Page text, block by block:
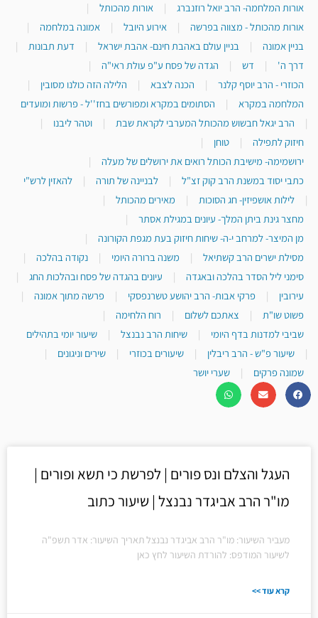
אורות המלחמה- הרב יואל רוזנברג
| אורות מהכותל
|
אורות מהכותל - מצווה בפרשה
| אירוע היובל | אמונה במלחמה
|
בניין אמונה
| בניין עולם באהבת חינם- אהבת ישראל | דעת תבונות
|
דרך ה'
| דש | הגדה של פסח ע"פ עולת ראי"ה
|
הכוזרי - הרב יוסף קלנר
| הכנה לצבא | הלילה הזה כולנו מסובין
|
המלחמה במקרא
|
הסתומים במקרא ומפורשים בחז''ל - פרשות ומועדים
|
הרב יגאל חבשוש מהכותל המערבי לקראת שבת | וטהר ליבנו
|
חיזוק לתפילה
| טוחן
|
ירושמימה- מישיבת הכותל רואים את ירושלים של מעלה
|
כתבי יסוד במשנת הרב קוק זצ"ל
| לבניינה של תורה |
להאזין לרש"י
|
לילות אושפיזין- חג הסוכות | מאירים מהכותל
|
מחצר גינת ביתן המלך- עיונים במגילת אסתר
|
מן המיצר- למרחב י-ה- שיחות חיזוק בעת מגפת הקורונה
|
מסילת ישרים הרב קשתיאל
| משנה ברורה היומי | נקודה בהלכה
|
סימני ליל הסדר בהלכה ובאגדה
| עיונים בהגדה של פסח ובהלכות החג
|
עירובין
| פרקי אבות- הרב יהושע טשרנפסקי | פרשה מתוך אמונה
|
פשוט שו"ת
| צאתכם לשלום | רוח הלחימה
|
שביבי למדנות בדף היומי
| שיחות הרב נבנצל |
שיעור יומי בתהילים
|
שיעור פ"ש - הרב ריבלין | שיעורים בכוזרי | שירים וניגונים
|
שמונה פרקים
| שערי יושר
העגל והצלם ונס פורים | לפרשת כי תשא ופורים |
מו"ר הרב אביגדר נבנצל | שיעור כתוב
מעביר השיעור: מו"ר הרב אביגדר נבנצל תאריך השיעור: אדר תשפ"ה
לשיעור המודפס: להורדת השיעור לחץ כאן
קרא עוד >>